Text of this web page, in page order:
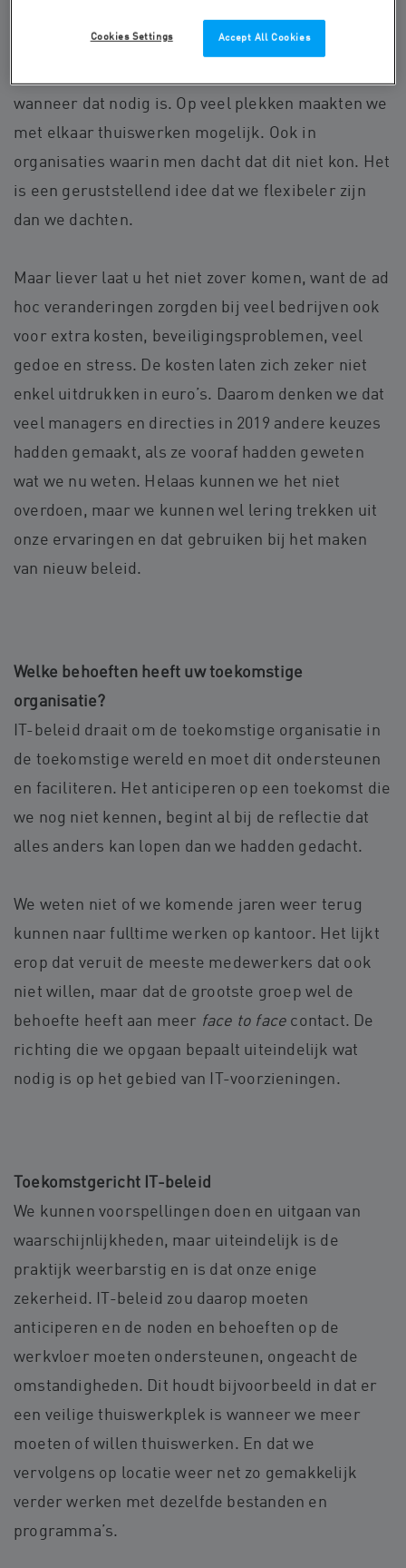
Regeren is ook reflecteren
Afgelopen jaar hebben we gezien dat we ons
wanneer dat nodig is. Op veel plekken maakten we
met elkaar thuiswerken mogelijk. Ook in
organisaties waarin men dacht dat dit niet kon. Het
is een geruststellend idee dat we flexibeler zijn
dan we dachten.
Maar liever laat u het niet zover komen, want de ad
hoc veranderingen zorgden bij veel bedrijven ook
voor extra kosten, beveiligingsproblemen, veel
gedoe en stress. De kosten laten zich zeker niet
enkel uitdrukken in euro’s. Daarom denken we dat
veel managers en directies in 2019 andere keuzes
hadden gemaakt, als ze vooraf hadden geweten
wat we nu weten. Helaas kunnen we het niet
overdoen, maar we kunnen wel lering trekken uit
onze ervaringen en dat gebruiken bij het maken
van nieuw beleid.
Welke behoeften heeft uw toekomstige
organisatie?
IT-beleid draait om de toekomstige organisatie in
de toekomstige wereld en moet dit ondersteunen
en faciliteren. Het anticiperen op een toekomst die
we nog niet kennen, begint al bij de reflectie dat
alles anders kan lopen dan we hadden gedacht.
We weten niet of we komende jaren weer terug
kunnen naar fulltime werken op kantoor. Het lijkt
erop dat veruit de meeste medewerkers dat ook
niet willen, maar dat de grootste groep wel de
behoefte heeft aan meer face to face contact. De
richting die we opgaan bepaalt uiteindelijk wat
nodig is op het gebied van IT-voorzieningen.
Toekomstgericht IT-beleid
We kunnen voorspellingen doen en uitgaan van
waarschijnlijkheden, maar uiteindelijk is de
praktijk weerbarstig en is dat onze enige
zekerheid. IT-beleid zou daarop moeten
anticiperen en de noden en behoeften op de
werkvloer moeten ondersteunen, ongeacht de
omstandigheden. Dit houdt bijvoorbeeld in dat er
een veilige thuiswerkplek is wanneer we meer
moeten of willen thuiswerken. En dat we
vervolgens op locatie weer net zo gemakkelijk
verder werken met dezelfde bestanden en
programma’s.
Accept All Cookies
Cookies Settings